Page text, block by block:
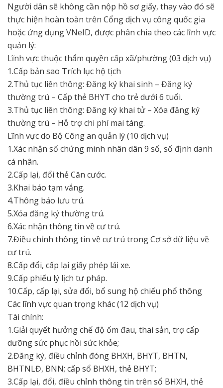
Người dân sẽ không cần nộp hồ sơ giấy, thay vào đó sẽ
thực hiện hoàn toàn trên Cổng dịch vụ công quốc gia
hoặc ứng dụng VNeID, được phân chia theo các lĩnh vực
quản lý:
Lĩnh vực thuộc thẩm quyền cấp xã/phường (03 dịch vụ)
1.Cấp bản sao Trích lục hộ tịch
2.Thủ tục liên thông: Đăng ký khai sinh – Đăng ký
thường trú – Cấp thẻ BHYT cho trẻ dưới 6 tuổi.
3.Thủ tục liên thông: Đăng ký khai tử – Xóa đăng ký
thường trú – Hỗ trợ chi phí mai táng.
Lĩnh vực do Bộ Công an quản lý (10 dịch vụ)
1.Xác nhận số chứng minh nhân dân 9 số, số định danh
cá nhân.
2.Cấp lại, đổi thẻ Căn cước.
3.Khai báo tạm vắng.
4.Thông báo lưu trú.
5.Xóa đăng ký thường trú.
6.Xác nhận thông tin về cư trú.
7.Điều chỉnh thông tin về cư trú trong Cơ sở dữ liệu về
cư trú.
8.Cấp đổi, cấp lại giấy phép lái xe.
9.Cấp phiếu lý lịch tư pháp.
10.Cấp, cấp lại, sửa đổi, bổ sung hộ chiếu phổ thông
Các lĩnh vực quan trọng khác (12 dịch vụ)
Tài chính:
1.Giải quyết hưởng chế độ ốm đau, thai sản, trợ cấp
dưỡng sức phục hồi sức khỏe;
2.Đăng ký, điều chỉnh đóng BHXH, BHYT, BHTN,
BHTNLĐ, BNN; cấp sổ BHXH, thẻ BHYT;
3.Cấp lại, đổi, điều chỉnh thông tin trên sổ BHXH, thẻ